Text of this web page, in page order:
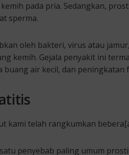
pada pria. Sedangkan,
sperma.
oleh bakteri, virus atau
kemih. Gejala penyakit ini
buang air kecil, dan peningkatan
kami telah rangkumkan
penyebab paling umum